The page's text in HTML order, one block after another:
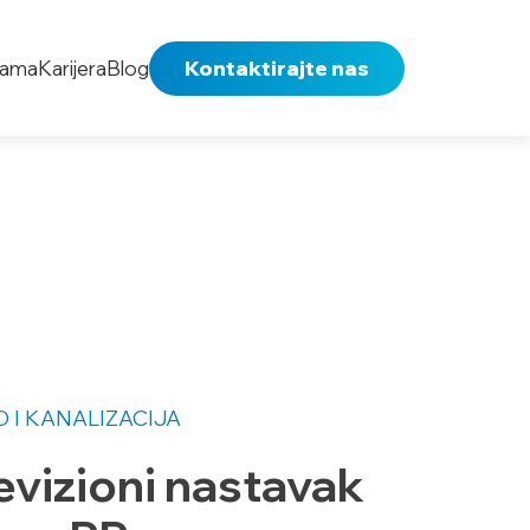
KarijeraBlog Kontaktirajte nas
nastavak
I KANALIZACIJA